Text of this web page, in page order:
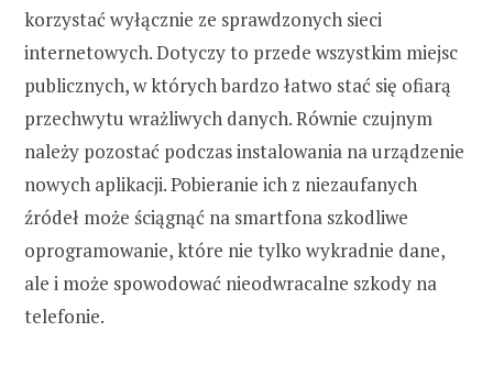
korzystać wyłącznie ze sprawdzonych sieci
internetowych. Dotyczy to przede wszystkim miejsc
publicznych, w których bardzo łatwo stać się ofiarą
przechwytu wrażliwych danych. Równie czujnym
należy pozostać podczas instalowania na urządzenie
nowych aplikacji. Pobieranie ich z niezaufanych
źródeł może ściągnąć na smartfona szkodliwe
oprogramowanie, które nie tylko wykradnie dane,
ale i może spowodować nieodwracalne szkody na
telefonie.